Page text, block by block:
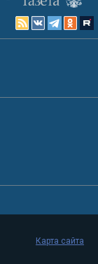
Карта сайта